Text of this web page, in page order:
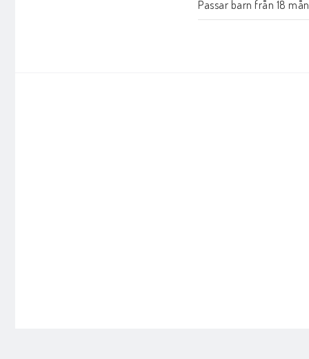
Passar barn från 18 mån
Mått: 105 x 75 x 4 cm /